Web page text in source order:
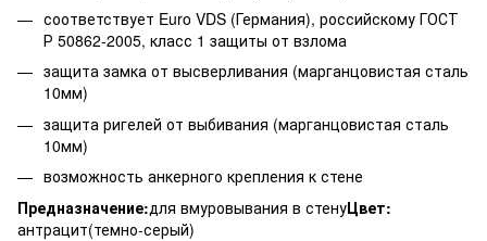
соответствует Euro VDS (Германия), российскому ГОСТ
Р 50862-2005, класс 1 защиты от взлома
защита замка от высверливания (марганцовистая сталь
10мм)
защита ригелей от выбивания (марганцовистая сталь
10мм)
возможность анкерного крепления к стене
Предназначение:для вмуровывания в стенуЦвет:
антрацит(темно-серый)